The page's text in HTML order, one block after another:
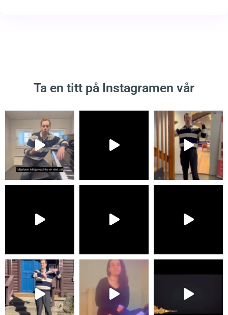
Ta en titt på Instagramen vår